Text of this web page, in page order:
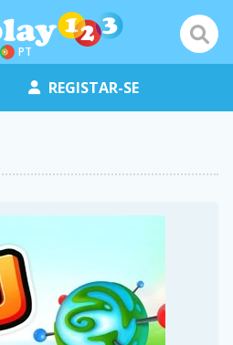
PT
REGISTAR-SE